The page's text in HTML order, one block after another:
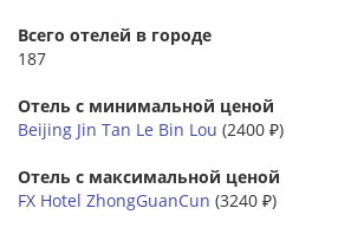
Всего отелей в городе
187
Отель с минимальной ценой
Beijing Jin Tan Le Bin Lou (2400 ₽)
Отель с максимальной ценой
FX Hotel ZhongGuanCun (3240 ₽)